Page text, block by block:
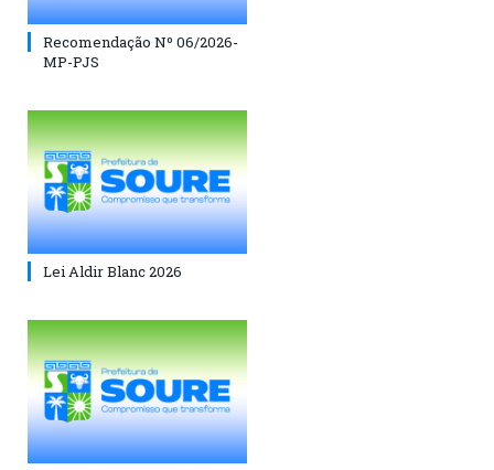
Recomendação Nº 06/2026-
MP-PJS
Lei Aldir Blanc 2026